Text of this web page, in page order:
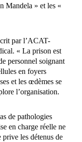
Mandela » et les «
par l’ACAT-
« La prison est
personnel soignant
en foyers
et les œdèmes se
l’organisation.
de pathologies
en charge réelle ne
les détenus de